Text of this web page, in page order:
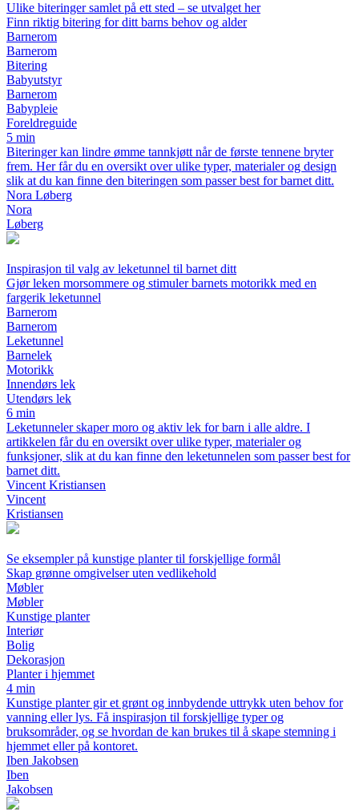
Ulike biteringer samlet på ett sted – se utvalget her
Finn riktig bitering for ditt barns behov og alder
Barnerom
Barnerom
Bitering
Babyutstyr
Barnerom
Babypleie
Foreldreguide
5 min
Biteringer kan lindre ømme tannkjøtt når de første tennene bryter
frem. Her får du en oversikt over ulike typer, materialer og design
slik at du kan finne den biteringen som passer best for barnet ditt.
Nora Løberg
Nora
Løberg
Inspirasjon til valg av leketunnel til barnet ditt
Gjør leken morsommere og stimuler barnets motorikk med en
fargerik leketunnel
Barnerom
Barnerom
Leketunnel
Barnelek
Motorikk
Innendørs lek
Utendørs lek
6 min
Leketunneler skaper moro og aktiv lek for barn i alle aldre. I
artikkelen får du en oversikt over ulike typer, materialer og
funksjoner, slik at du kan finne den leketunnelen som passer best for
barnet ditt.
Vincent Kristiansen
Vincent
Kristiansen
Se eksempler på kunstige planter til forskjellige formål
Skap grønne omgivelser uten vedlikehold
Møbler
Møbler
Kunstige planter
Interiør
Bolig
Dekorasjon
Planter i hjemmet
4 min
Kunstige planter gir et grønt og innbydende uttrykk uten behov for
vanning eller lys. Få inspirasjon til forskjellige typer og
bruksområder, og se hvordan de kan brukes til å skape stemning i
hjemmet eller på kontoret.
Iben Jakobsen
Iben
Jakobsen